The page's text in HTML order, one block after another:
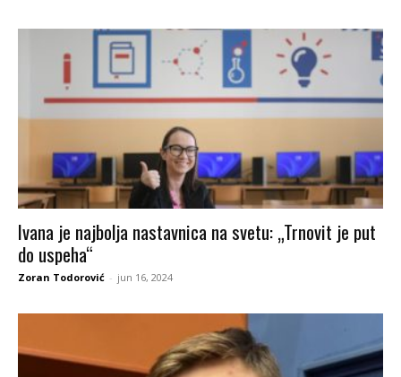
Ivana je najbolja nastavnica na svetu: „Trnovit je put
do uspeha“
Zoran Todorović - jun 16, 2024